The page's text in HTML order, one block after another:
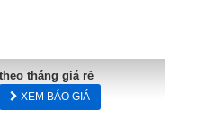
tháng giá rẻ
XEM BÁO GIÁ